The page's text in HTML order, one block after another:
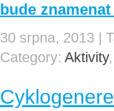
bude
30 srpna, 2013 |
Category: Aktivity